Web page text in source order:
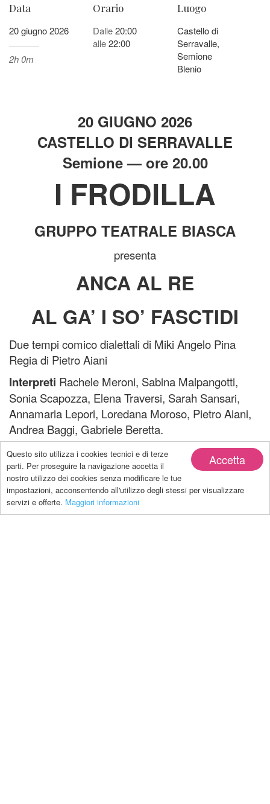
Accetta
Questo sito utilizza i cookies tecnici e di terze
parti. Per proseguire la navigazione accetta il
nostro utilizzo dei cookies senza modificare le tue
impostazioni, acconsentendo all'utilizzo degli stessi per visualizzare
servizi e offerte. Maggiori informazioni
Data
20 giugno 2026
2h 0m
Orario
Dalle20:00
alle22:00
Luogo
Castello di
Serravalle,
Semione
Blenio
20 GIUGNO 2026
CASTELLO DI SERRAVALLE
Semione — ore 20.00
I FRODILLA
GRUPPO TEATRALE BIASCA
presenta
ANCA AL RE
AL GA’ I SO’ FASCTIDI
Due tempi comico dialettali di Miki Angelo Pina
Regia di Pietro Aiani
Interpreti Rachele Meroni, Sabina Malpangotti,
Sonia Scapozza, Elena Traversi, Sarah Sansari,
Annamaria Lepori, Loredana Moroso, Pietro Aiani,
Andrea Baggi, Gabriele Beretta.
Prezzi d’entrataAdulti Fr. 20.– AVS Fr. 15.–
Ragazzi fino a 14 anni Fr. 10.–
con la collaborazione Associazione Amici del
Castello di Serravalle